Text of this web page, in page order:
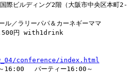
際ビルディング2階（大阪市中央区本町2-
ル／ラリーパパ＆カーネギーママ
円 with1drink
conference/index.html
16:00 パーティー16:00～